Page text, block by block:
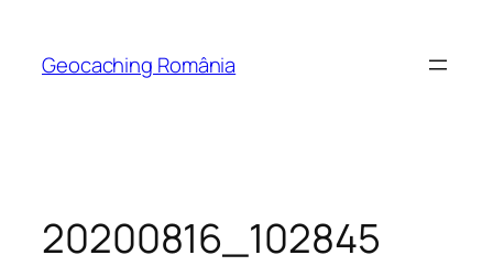
content
Geocaching România
20200816_102845